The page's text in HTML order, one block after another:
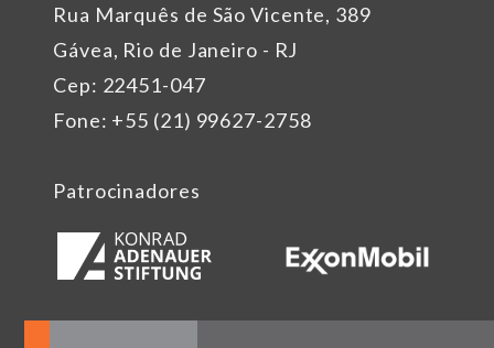
Rua Marquês de São Vicente, 389
Gávea, Rio de Janeiro - RJ
Cep: 22451-047
Fone: +55 (21) 99627-2758
Patrocinadores